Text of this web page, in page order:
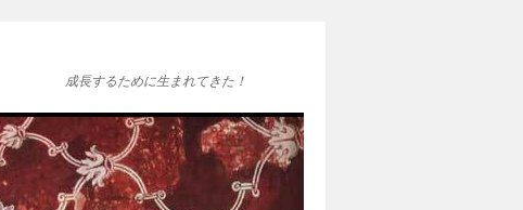
成長するために生まれてきた！